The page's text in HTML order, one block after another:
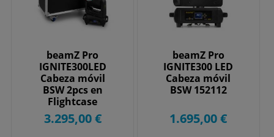
beamZ Pro
IGNITE300LED
Cabeza móvil
BSW 2pcs en
Flightcase
152110
3.295,00 €
beamZ Pro
IGNITE300 LED
Cabeza móvil
BSW 152112
1.695,00 €